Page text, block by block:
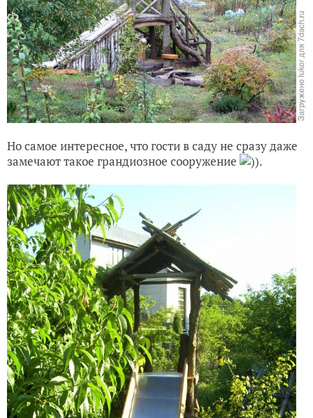
Но самое интересное, что гости в саду не сразу даже
замечают такое грандиозное сооружение
)).